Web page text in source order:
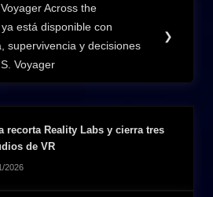
Across the
está disponible con
supervivencia y decisiones
Voyager
❯
recorta Reality Labs y cierra tres
de VR
2026